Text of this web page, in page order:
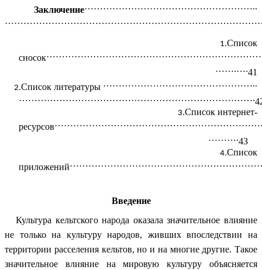
Заключение………………………………………………..
Список
сносок
…….….41
Список литературы …………………………………………..
………………………………………………………………….
Список интернет-
ресурсов
……….43
Список
приложений
Введение
Культура кельтского народа оказала значительное влияние
не только на культуру народов, живших впоследствии на
территории расселения кельтов, но и на многие другие. Такое
значительное влияние на мировую культуру объясняется